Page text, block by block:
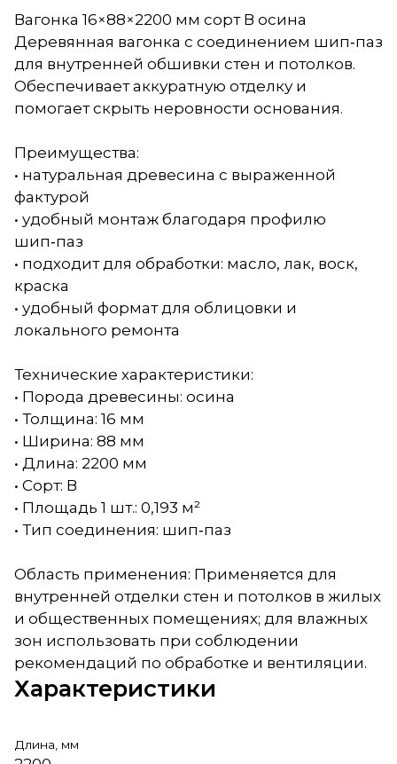
Вагонка 16×88×2200 мм сорт В осина
Деревянная вагонка с соединением шип‑паз
для внутренней обшивки стен и потолков.
Обеспечивает аккуратную отделку и
помогает скрыть неровности основания.
Преимущества:
• натуральная древесина с выраженной
фактурой
• удобный монтаж благодаря профилю
шип‑паз
• подходит для обработки: масло, лак, воск,
краска
• удобный формат для облицовки и
локального ремонта
Технические характеристики:
• Порода древесины: осина
• Толщина: 16 мм
• Ширина: 88 мм
• Длина: 2200 мм
• Сорт: В
• Площадь 1 шт.: 0,193 м²
• Тип соединения: шип‑паз
Область применения: Применяется для
внутренней отделки стен и потолков в жилых
и общественных помещениях; для влажных
зон использовать при соблюдении
рекомендаций по обработке и вентиляции.
Характеристики
Длина, мм